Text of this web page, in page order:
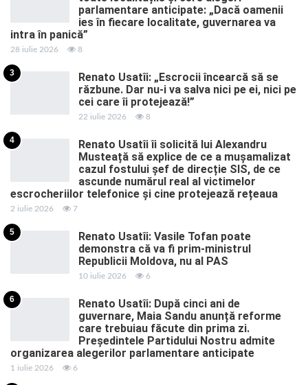
parlamentare anticipate: „Dacă oamenii
ies în fiecare localitate, guvernarea va
intra în panică”
28 iulie 2026 8
3
Renato Usatîi: „Escrocii încearcă să se
răzbune. Dar nu-i va salva nici pe ei, nici pe
cei care îi protejează!”
22 iulie 2026 8
4
Renato Usatîi îi solicită lui Alexandru
Musteață să explice de ce a mușamalizat
cazul fostului șef de direcție SIS, de ce
ascunde numărul real al victimelor
escrocheriilor telefonice și cine protejează rețeaua
2 iulie 2026 7
5
Renato Usatîi: Vasile Tofan poate
demonstra că va fi prim-ministrul
Republicii Moldova, nu al PAS
10 iulie 2026 6
6
Renato Usatîi: După cinci ani de
guvernare, Maia Sandu anunță reforme
care trebuiau făcute din prima zi.
Președintele Partidului Nostru admite
organizarea alegerilor parlamentare anticipate
1 iulie 2026 6